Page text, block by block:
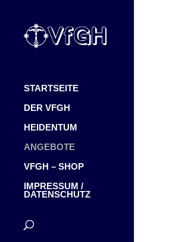
STARTSEITE
DER VFGH
HEIDENTUM
ANGEBOTE
VFGH – SHOP
IMPRESSUM /
DATENSCHUTZ